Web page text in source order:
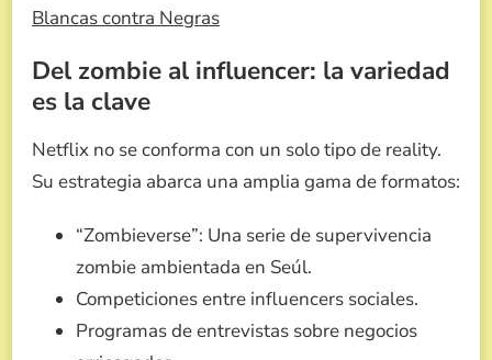
Blancas contra Negras
Del zombie al influencer: la variedad
es la clave
Netflix no se conforma con un solo tipo de reality.
Su estrategia abarca una amplia gama de formatos:
“Zombieverse”: Una serie de supervivencia
zombie ambientada en Seúl.
Competiciones entre influencers sociales.
Programas de entrevistas sobre negocios